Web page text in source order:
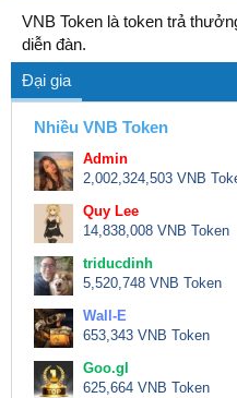
VNB Token là token trả
diễn đàn.
Đại gia
Nhiều VNB Token
Admin
2,002,324,503 VNB
Quy Lee
14,838,008 VNB Token
triducdinh
5,520,748 VNB Token
Wall-E
653,343 VNB Token
Goo.gl
625,664 VNB Token